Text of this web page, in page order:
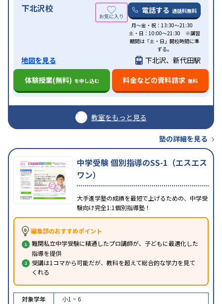
下北沢校 電話する 通話料無料
月〜金・祝：13:30〜21:30
土・日：10:00〜21:30 ※講習
期間は「土・日」開校時間に準
ずる。
地図を見る
下北沢、新代田駅
体験授業(無料) を申し込む 料金などの資料請求 無料
教室をもっと見る
塾の詳細を見る
中学受験 個別指導のSS-1（エスエス
ワン）
大手進学塾の成績を最短で上げるための、中学受
験向け完全1:1個別指導塾！
編集部のおすすめポイント
難関私立中学受験に精通したプロ講師が、子どもに最適化した
指導を提供
受講は1コマから可能だが、教科を超えて総合的な学力を見て
くれる
対象学年
小1 ~ 6